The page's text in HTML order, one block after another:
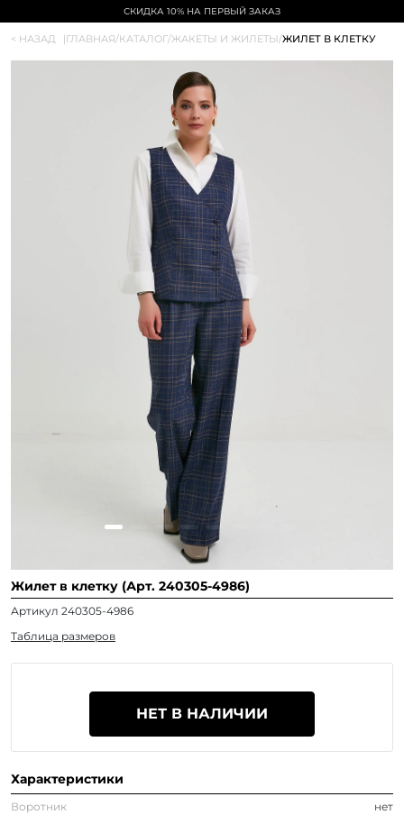
БЕСПЛАТНАЯ ДОСТАВКА ОТ 5000₽
< НАЗАД |ГЛАВНАЯ/КАТАЛОГ/ЖАКЕТЫ И ЖИЛЕТЫ/ЖИЛЕТ В КЛЕТКУ
Жилет в клетку (Арт. 240305-4986)
Артикул 240305-4986
Таблица размеров
НЕТ В НАЛИЧИИ
Характеристики
Воротник
нет